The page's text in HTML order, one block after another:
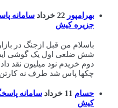
بهرامپور 22 خرداد
سامانه
جزیره کیش
باسلام من قبل ازجنگ در
شش ضلعی اول یک گوشی
دوم خریدم نود میلیون نقد
چکها پاس شد طرف نه کارتن
حسام 11 خرداد
سامانه
کیش